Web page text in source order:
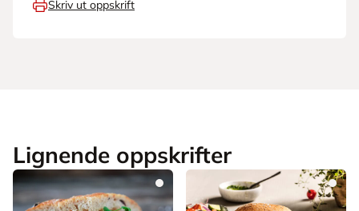
Skriv ut oppskrift
Lignende oppskrifter